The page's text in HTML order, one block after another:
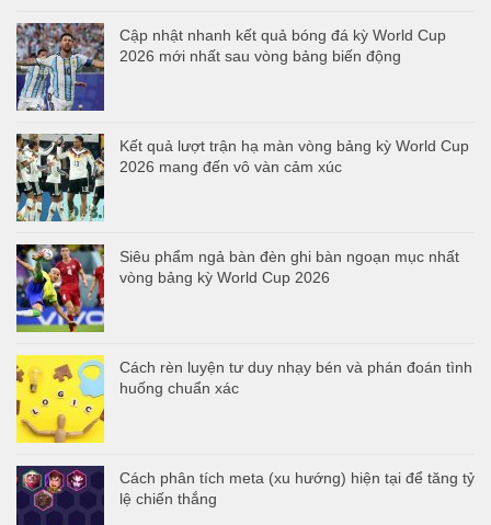
Cập nhật nhanh kết quả bóng đá kỳ World Cup
2026 mới nhất sau vòng bảng biến động
Kết quả lượt trận hạ màn vòng bảng kỳ World Cup
2026 mang đến vô vàn cảm xúc
Siêu phẩm ngả bàn đèn ghi bàn ngoạn mục nhất
vòng bảng kỳ World Cup 2026
Cách rèn luyện tư duy nhạy bén và phán đoán tình
huống chuẩn xác
Cách phân tích meta (xu hướng) hiện tại để tăng tỷ
lệ chiến thắng